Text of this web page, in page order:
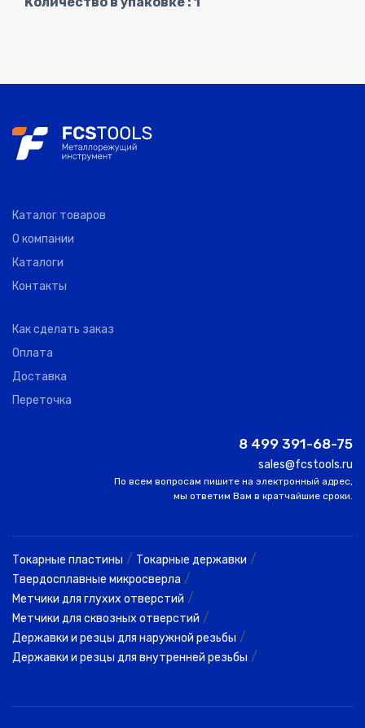
Каталог товаров
О компании
Каталоги
Контакты
Как сделать заказ
Оплата
Доставка
Переточка
8 499 391-68-75
sales@fcstools.ru
По всем вопросам пишите на электронный адрес,
мы ответим Вам в кратчайшие сроки.
Токарные пластины / Токарные державки /
Твердосплавные микросверла /
Метчики для глухих отверстий /
Метчики для сквозных отверстий /
Державки и резцы для наружной резьбы /
Державки и резцы для внутренней резьбы /